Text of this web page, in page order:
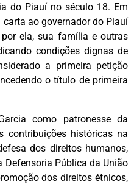
do Piauí no século 18. Em
carta ao governador do Piauí
ela, sua família e outras
condições dignas de
a primeira petição
o título de primeira
como patronesse da
contribuições históricas na
dos direitos humanos,
Pública da União
dos direitos étnicos,